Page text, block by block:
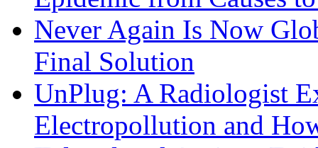
Never Again Is Now
Final Solution
UnPlug: A Radiologist
Electropollution and